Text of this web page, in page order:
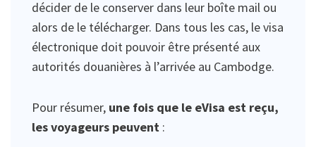
décider de le conserver dans leur boîte mail ou
alors de le télécharger. Dans tous les cas, le visa
électronique doit pouvoir être présenté aux
autorités douanières à l’arrivée au Cambodge.
Pour résumer, une fois que le eVisa est reçu,
les voyageurs peuvent :